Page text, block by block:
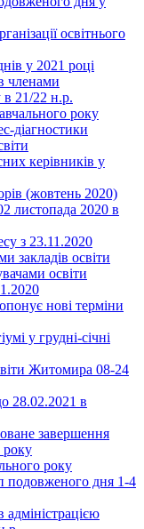
освітнього
у 2021 році
членами
в 21/22 н.р.
року
діагностики
керівників у
(жовтень 2020)
листопада 2020 в
з 23.11.2020
закладів освіти
освіти
нові терміни
у грудні-січні
Житомира 08-24
28.02.2021 в
завершення
року
року
дня 1-4
адміністрацією